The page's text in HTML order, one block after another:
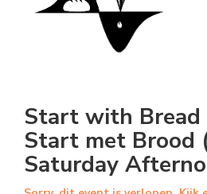
Start with Bread
Start met Brood
Saturday